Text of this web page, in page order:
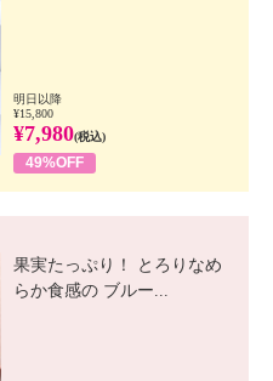
明日以降
¥15,800
¥7,980(税込)
49%OFF
果実たっぷり！ とろりなめ
らか食感の ブルー...